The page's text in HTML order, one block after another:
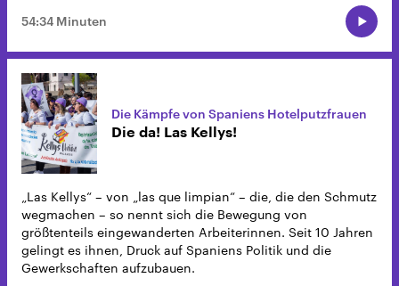
54:34 Minuten
Die Kämpfe von Spaniens Hotelputzfrauen
Die da! Las Kellys!
„Las Kellys“ – von „las que limpian“ – die, die den Schmutz
wegmachen – so nennt sich die Bewegung von
größtenteils eingewanderten Arbeiterinnen. Seit 10 Jahren
gelingt es ihnen, Druck auf Spaniens Politik und die
Gewerkschaften aufzubauen.